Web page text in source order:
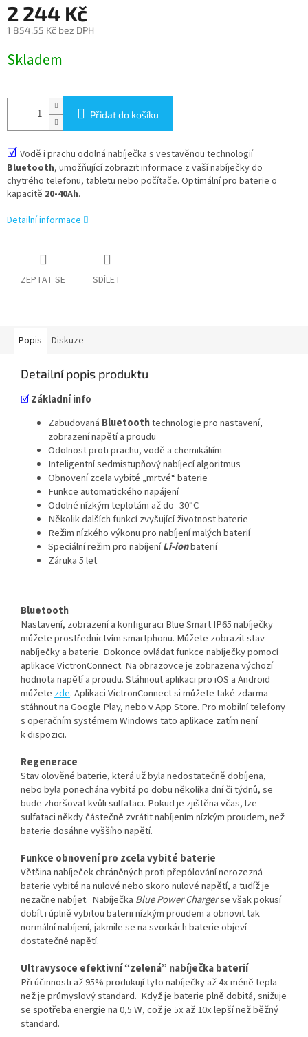
2 244 Kč
1 854,55 Kč bez DPH
cena:
Skladem
Přidat do košíku
☑ Vodě i prachu odolná nabíječka s vestavěnou technologií
Bluetooth, umožňující zobrazit informace z vaší nabíječky do
chytrého telefonu, tabletu nebo počítače. Optimální pro baterie o
kapacitě 20-40Ah.
Detailní informace
ZEPTAT SE SDÍLET
Popis Diskuze
Detailní popis produktu
☑Základní info
Zabudovaná Bluetoothtechnologie pro nastavení,
zobrazení napětí a proudu
Odolnost proti prachu, vodě a chemikáliím
Inteligentní sedmistupňový nabíjecí algoritmus
Obnovení zcela vybité „mrtvé“ baterie
Funkce automatického napájení
Odolné nízkým teplotám až do -30°C
Několik dalších funkcí zvyšující životnost baterie
Režim nízkého výkonu pro nabíjení malých baterií
Speciální režim pro nabíjeníLi-ionbaterií
Záruka 5 let
Bluetooth
Nastavení, zobrazení a konfiguraci Blue Smart IP65 nabíječky
můžete prostřednictvím smartphonu. Můžete zobrazit stav
nabíječky a baterie. Dokonce ovládat funkce nabíječky pomocí
aplikace VictronConnect. Na obrazovce je zobrazena výchozí
hodnota napětí a proudu. Stáhnout aplikaci pro iOS a Android
můžete zde. Aplikaci VictronConnect si můžete také zdarma
stáhnout na Google Play, nebo v App Store. Pro mobilní telefony
s operačním systémem Windows tato aplikace zatím není
k dispozici.
Regenerace
Stav olověné baterie, která už byla nedostatečně dobíjena,
nebo byla ponechána vybitá po dobu několika dní či týdnů, se
bude zhoršovat kvůli sulfataci. Pokud je zjištěna včas, lze
sulfataci někdy částečně zvrátit nabíjením nízkým proudem, než
baterie dosáhne vyššího napětí.
Funkce obnovení pro zcela vybité baterie
Většina nabíječek chráněných proti přepólování nerozezná
baterie vybité na nulové nebo skoro nulové napětí, a tudíž je
nezačne nabíjet. Nabíječka Blue Power Chargerse však pokusí
dobít i úplně vybitou baterii nízkým proudem a obnovit tak
normální nabíjení, jakmile se na svorkách baterie objeví
dostatečné napětí.
Ultravysoce efektivní “zelená” nabíječka baterií
Při účinnosti až 95% produkují tyto nabíječky až 4x méně tepla
než je průmyslový standard. Když je baterie plně dobitá, snižuje
se spotřeba energie na 0,5 W, což je 5x až 10x lepší než běžný
standard.